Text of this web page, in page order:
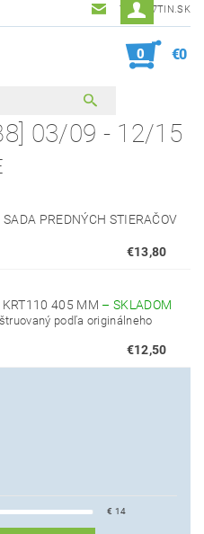
7TIN@7TIN.SK
0 €0
03/09 - 12/15
PREDNÝCH STIERAČOV
€13,80
KRT110 405 MM – SKLADOM
podľa originálneho
€12,50
€ 14